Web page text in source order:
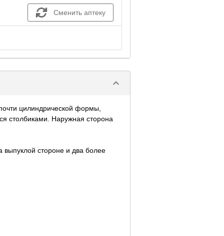
Сменить аптеку
keyboard_arrow_down
цилиндрической формы,
столбиками. Наружная сторона
стороне и два более